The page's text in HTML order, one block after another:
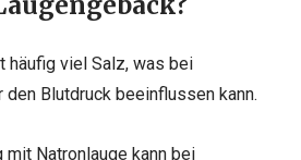
häufig viel Salz, was bei
Blutdruck beeinflussen kann.
mit Natronlauge kann bei